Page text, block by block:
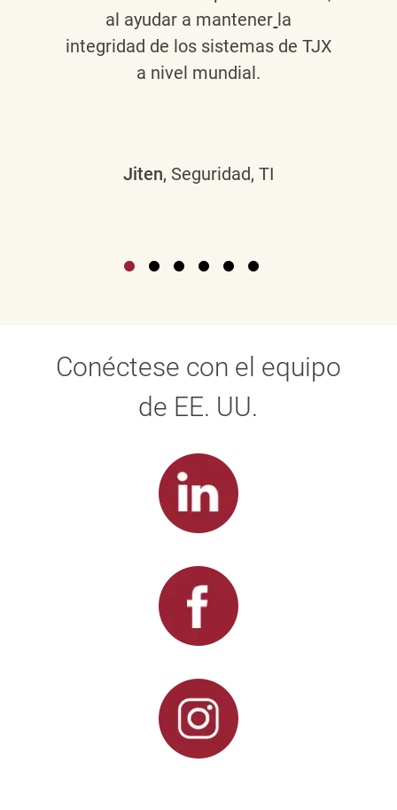
al ayudar a mantener la
integridad de los sistemas de TJX
a nivel mundial.
Jiten, Seguridad, TI
Conéctese con el equipo
de EE. UU.